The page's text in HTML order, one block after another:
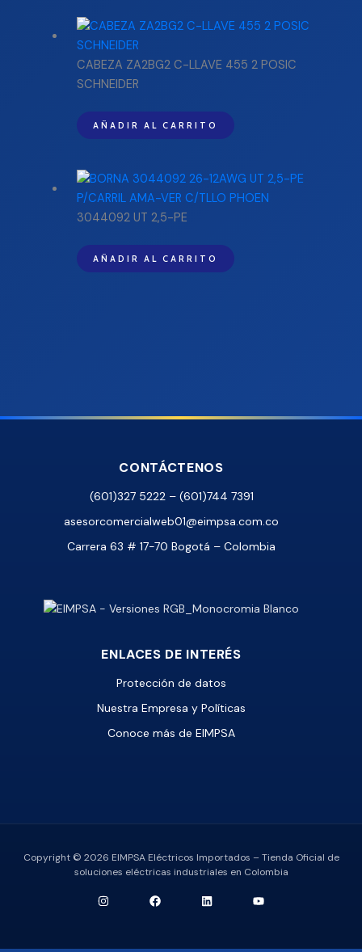
CABEZA ZA2BG2 C-LLAVE 455 2 POSIC
SCHNEIDER
AÑADIR AL CARRITO
3044092 UT 2,5-PE
AÑADIR AL CARRITO
CONTÁCTENOS
(601)327 5222 – (601)744 7391
asesorcomercialweb01@eimpsa.com.co
Carrera 63 # 17-70 Bogotá – Colombia
ENLACES DE INTERÉS
Protección de datos
Nuestra Empresa y Políticas
Conoce más de EIMPSA
Copyright © 2026 EIMPSA Eléctricos Importados – Tienda Oficial de
soluciones eléctricas industriales en Colombia